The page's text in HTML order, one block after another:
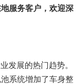
服务客户，欢迎深
展的热门趋势。
系统增加了车身整